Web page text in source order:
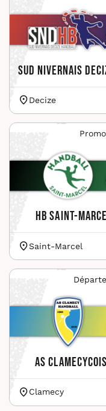
Sud Nivernais
Decize
HB Saint-
Saint-Marcel
AS
Clamecy